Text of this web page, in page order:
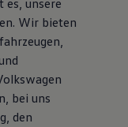
es, unsere
Wir bieten
bei uns
den